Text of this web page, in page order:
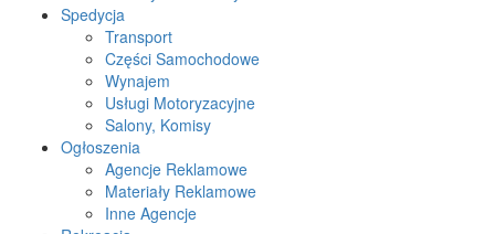
Spedycja
Transport
Części Samochodowe
Wynajem
Usługi Motoryzacyjne
Salony, Komisy
Ogłoszenia
Agencje Reklamowe
Materiały Reklamowe
Inne Agencje